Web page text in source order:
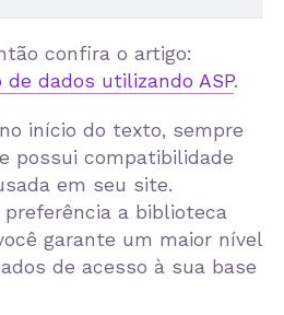
confira o artigo:
dados utilizando ASP.
início do texto, sempre
possui compatibilidade
em seu site.
a biblioteca
garante um maior nível
de acesso à sua base